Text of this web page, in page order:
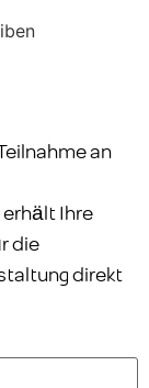
an
Ihre
die
direkt